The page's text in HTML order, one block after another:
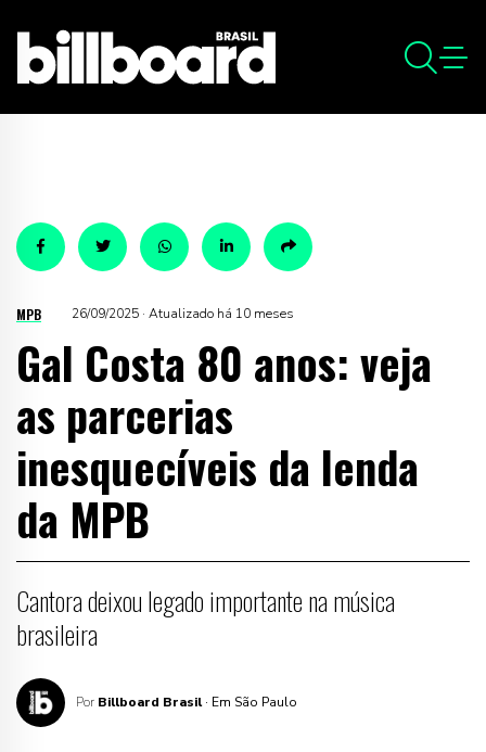
MPB 26/09/2025 · Atualizado há 10 meses
Gal Costa 80 anos: veja
as parcerias
inesquecíveis da lenda
da MPB
Cantora deixou legado importante na música
brasileira
Por Billboard Brasil · Em São Paulo